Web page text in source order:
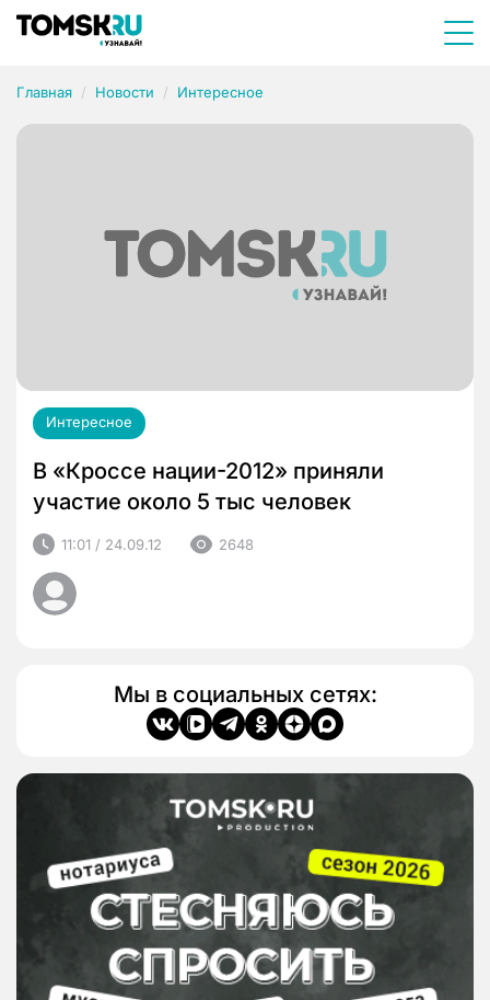
Главная Новости Интересное
Интересное
В «Кроссе нации-2012» приняли
участие около 5 тыс человек
11:01 / 24.09.12 2648
Мы в социальных сетях: